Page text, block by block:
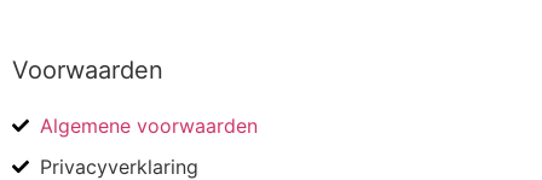
Voorwaarden
Algemene voorwaarden
Privacyverklaring